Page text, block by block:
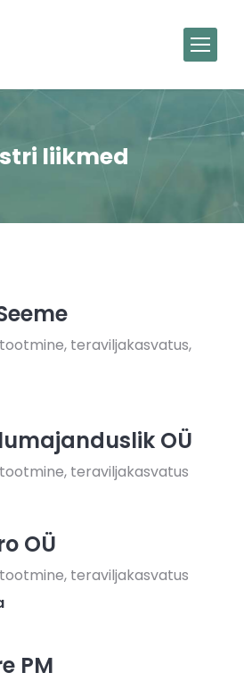
liikmed
teraviljakasvatus,
OÜ
teraviljakasvatus
OÜ
teraviljakasvatus
PM